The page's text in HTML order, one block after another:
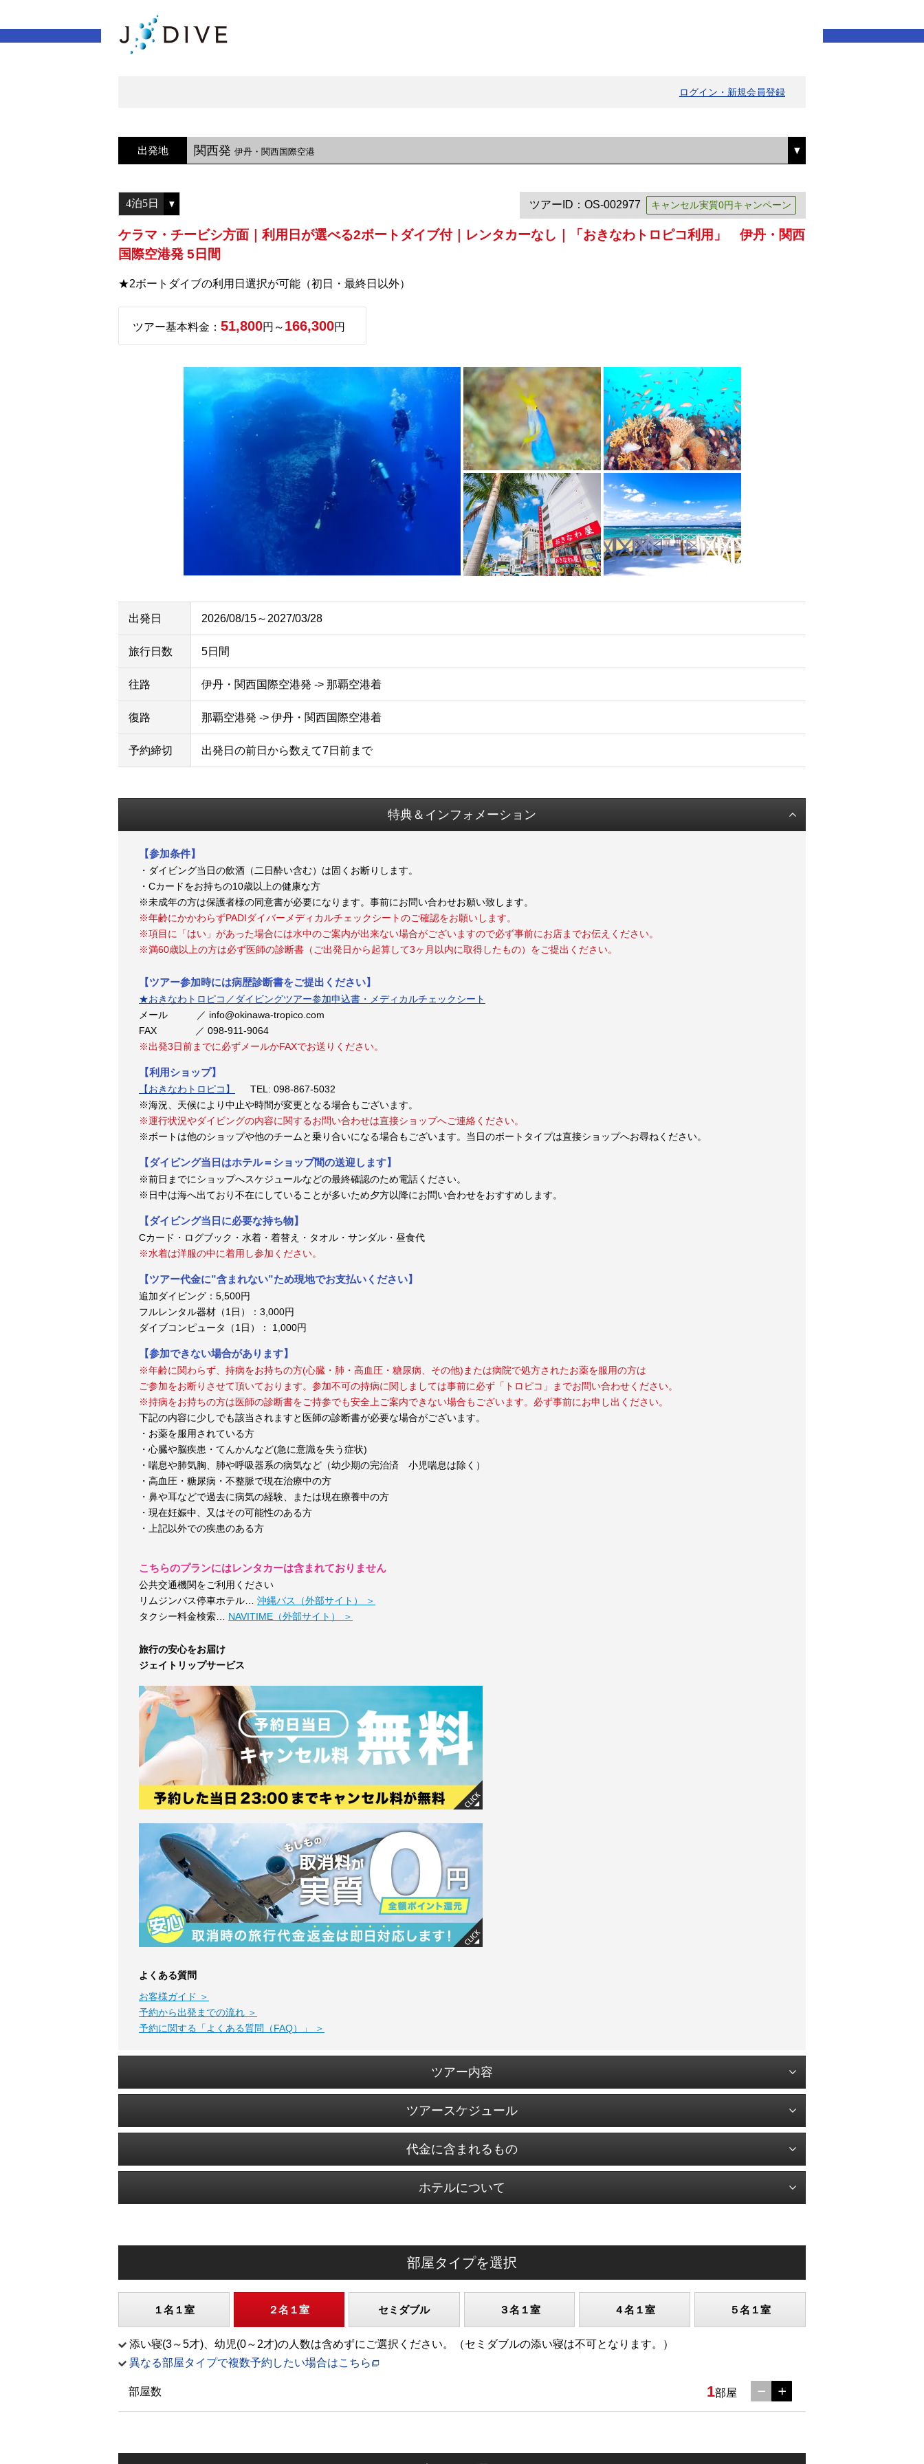
ログイン・新規会員登録
出発地 関西発 伊丹・関西国際空港
ツアーID：OS-002977 キャンセル実質0円キャンペーン
ケラマ・チービシ方面｜利用日が選べる2ボートダイブ付｜レンタカーなし｜「おきなわトロピコ利用」 伊丹・関西
国際空港発 5日間
★2ボートダイブの利用日選択が可能（初日・最終日以外）
ツアー基本料金： 51,800円～ 166,300円
出発日 2026/08/15～2027/03/28
旅行日数 5日間
往路 伊丹・関西国際空港発 -> 那覇空港着
復路 那覇空港発 -> 伊丹・関西国際空港着
予約締切 出発日の前日から数えて7日前まで
特典＆インフォメーション
【参加条件】
・ダイビング当日の飲酒（二日酔い含む）は固くお断りします。
・Cカードをお持ちの10歳以上の健康な方
※未成年の方は保護者様の同意書が必要になります。事前にお問い合わせお願い致します。
※年齢にかかわらずPADIダイバーメディカルチェックシートのご確認をお願いします。
※項目に「はい」があった場合には水中のご案内が出来ない場合がございますので必ず事前にお店までお伝えください。
※満60歳以上の方は必ず医師の診断書（ご出発日から起算して3ヶ月以内に取得したもの）をご提出ください。
【ツアー参加時には病歴診断書をご提出ください】
★おきなわトロピコ／ダイビングツアー参加申込書・メディカルチェックシート
メール ／ info@okinawa-tropico.com
FAX ／ 098-911-9064
※出発3日前までに必ずメールかFAXでお送りください。
【利用ショップ】
【おきなわトロピコ】
TEL: 098-867-5032
※海況、天候により中止や時間が変更となる場合もございます。
※運行状況やダイビングの内容に関するお問い合わせは直接ショップへご連絡ください。
※ボートは他のショップや他のチームと乗り合いになる場合もございます。当日のボートタイプは直接ショップへお尋ねください。
【ダイビング当日はホテル＝ショップ間の送迎します】
※前日までにショップへスケジュールなどの最終確認のため電話ください。
※日中は海へ出ており不在にしていることが多いため夕方以降にお問い合わせをおすすめします。
【ダイビング当日に必要な持ち物】
Cカード・ログブック・水着・着替え・タオル・サンダル・昼食代
※水着は洋服の中に着用し参加ください。
【ツアー代金に”含まれない”ため現地でお支払いください】
追加ダイビング：5,500円
フルレンタル器材（1日）：3,000円
ダイブコンピュータ（1日）： 1,000円
【参加できない場合があります】
※年齢に関わらず、持病をお持ちの方(心臓・肺・高血圧・糖尿病、その他)または病院で処方されたお薬を服用の方は
ご参加をお断りさせて頂いております。参加不可の持病に関しましては事前に必ず「トロピコ」までお問い合わせください。
※持病をお持ちの方は医師の診断書をご持参でも安全上ご案内できない場合もございます。必ず事前にお申し出ください。
下記の内容に少しでも該当されますと医師の診断書が必要な場合がございます。
・お薬を服用されている方
・心臓や脳疾患・てんかんなど(急に意識を失う症状)
・喘息や肺気胸、肺や呼吸器系の病気など（幼少期の完治済 小児喘息は除く）
・高血圧・糖尿病・不整脈で現在治療中の方
・鼻や耳などで過去に病気の経験、または現在療養中の方
・現在妊娠中、又はその可能性のある方
・上記以外での疾患のある方
こちらのプランにはレンタカーは含まれておりません
公共交通機関をご利用ください
リムジンバス停車ホテル… 沖縄バス（外部サイト） ＞
タクシー料金検索… NAVITIME（外部サイト） ＞
旅行の安心をお届け
ジェイトリップサービス
よくある質問
お客様ガイド ＞
予約から出発までの流れ ＞
予約に関する「よくある質問（FAQ）」 ＞
ツアー内容
ツアースケジュール
代金に含まれるもの
ホテルについて
部屋タイプを選択
１名１室 ２名１室 セミダブル ３名１室 ４名１室 ５名１室
添い寝(3～5才)、幼児(0～2才)の人数は含めずにご選択ください。（セミダブルの添い寝は不可となります。）
異なる部屋タイプで複数予約したい場合はこちら
部屋数 1部屋